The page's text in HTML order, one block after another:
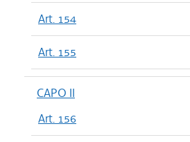
Art. 154
Art. 155
CAPO II
Art. 156